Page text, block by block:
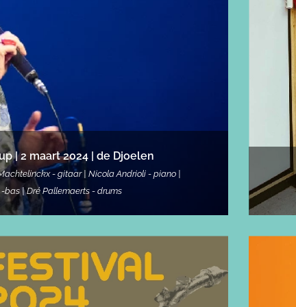
|2 maart 2024 | de Djoelen
- gitaar | Nicola Andrioli - piano |
bas | Dré Pallemaerts - drums